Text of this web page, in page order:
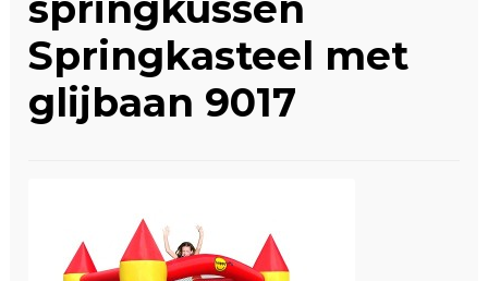
Winkelwagen
Springkasteel met
glijbaan 9017